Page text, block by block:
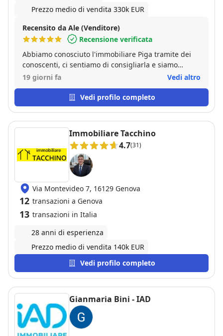
Prezzo medio di vendita 330k EUR
Recensito da Ale (Venditore)
Recensione verificata
Abbiamo conosciuto l'immobiliare Piga tramite dei
conoscenti, ci sentiamo di consigliarla e siamo
pienamente soddisfatti, la comunicazione è stata
venduto la nostra casa
19 giorni fa Vedi altro
Vedi profilo completo
Immobiliare Tacchino
4.7(31)
Via Montevideo 7, 16129 Genova
12 transazioni a Genova
13 transazioni in Italia
28 anni di esperienza
Prezzo medio di vendita 140k EUR
Vedi profilo completo
Gianmaria Bini - IAD